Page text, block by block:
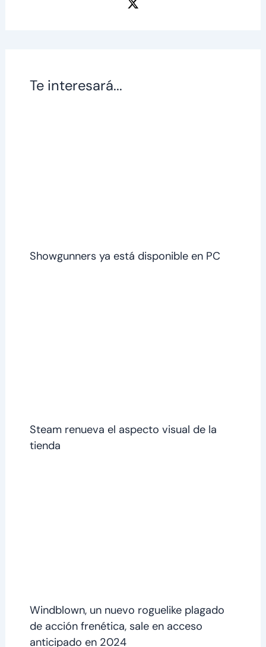
Te interesará...
Showgunners ya está disponible en PC
Steam renueva el aspecto visual de la
tienda
Windblown, un nuevo roguelike plagado
de acción frenética, sale en acceso
anticipado en 2024